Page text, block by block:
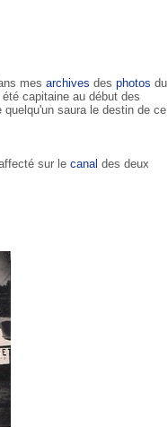
mes archives des photos du
capitaine au début des
saura le destin de ce
sur le canal des deux